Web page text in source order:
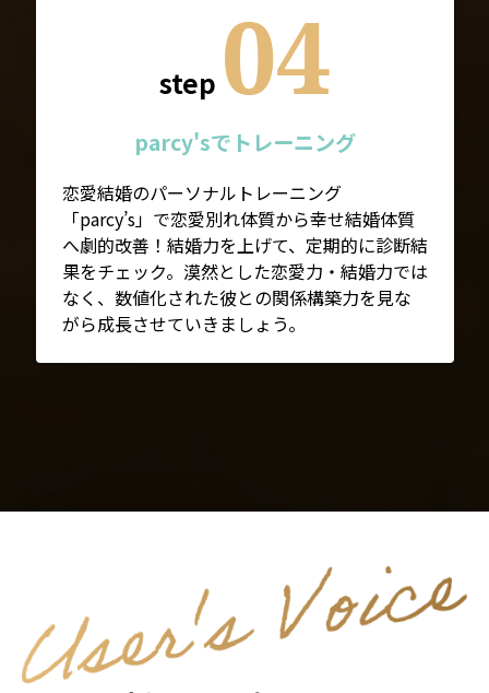
step 04
parcy'sでトレーニング
恋愛結婚のパーソナルトレーニング
「parcy’s」で恋愛別れ体質から幸せ結婚体質
へ劇的改善！結婚力を上げて、定期的に診断結
果をチェック。漠然とした恋愛力・結婚力では
なく、数値化された彼との関係構築力を見な
がら成長させていきましょう。